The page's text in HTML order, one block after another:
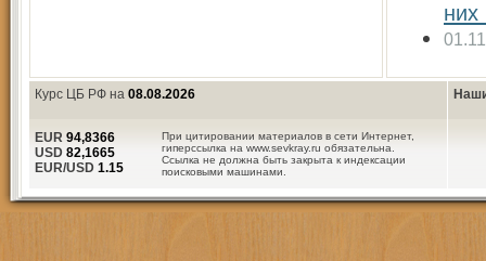
них
Курс ЦБ РФ на 08.08.2026
При цитировании материалов в сети Интернет,
гиперссылка на www.sevkray.ru обязательна.
Ссылка не должна быть закрыта к индексации
поисковыми машинами.
EUR 94,8366
USD 82,1665
EUR/USD 1.15